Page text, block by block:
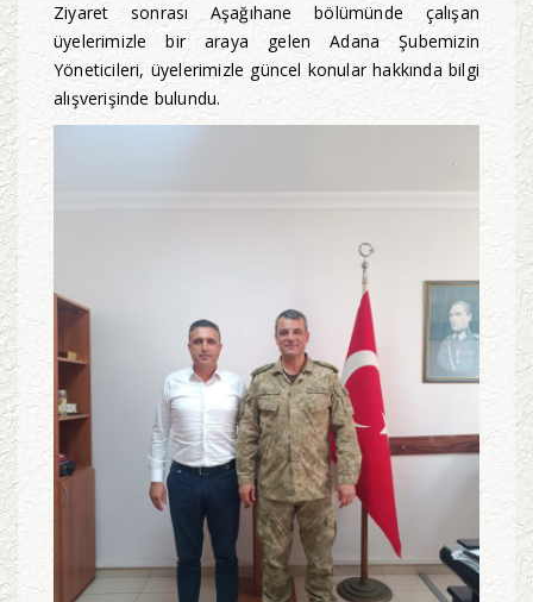
Ziyaret sonrası Aşağıhane bölümünde çalışan
üyelerimizle bir araya gelen Adana Şubemizin
Yöneticileri, üyelerimizle güncel konular hakkında bilgi
alışverişinde bulundu.